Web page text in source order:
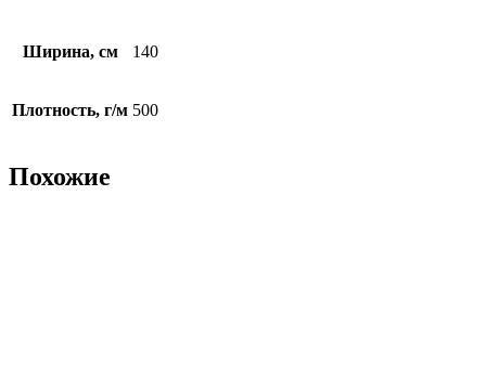
Ширина, см 140
Плотность, г/м 500
Похожие